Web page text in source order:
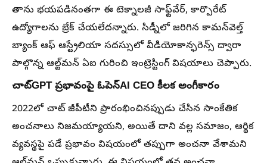
తాను భయపడినంతగా ఈ టెక్నాలజీ సాఫ్ట్‌వేర్‌, కార్పొరేట్‌
ఉద్యోగాలను బ్రేక్ చేయలేదన్నారు. సిడ్నీలో జరిగిన కామన్‌వెల్త్‌
బ్యాంక్‌ ఆఫ్‌ ఆస్ట్రేలియా సదస్సులో వీడియోకాన్ఫరెన్స్ ద్వారా
పాల్గొన్న ఆల్ట్‌మన్ ఏఐ గురించి ఇంట్రెస్టింగ్ విషయాలు చెప్పారు.
చాట్GPT ప్రభావంపై ఓపెన్AI CEO కీలక అంగీకారం
2022లో చాట్‌ జీపీటీని ప్రారంభించినప్పుడు చేసిన సాంకేతిక
అంచనాలు నిజమయ్యాయని, అయితే దాని వల్ల సమాజం, ఆర్థిక
వ్యవస్థపై పడే ప్రభావం విషయంలో తప్పుగా అంచనా వేశామని